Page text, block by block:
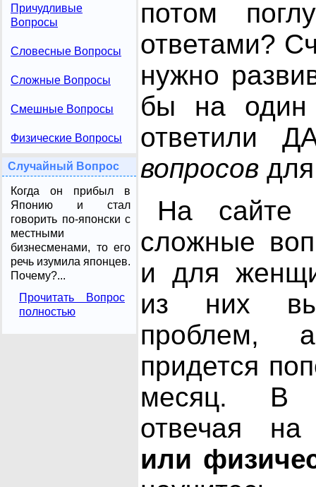
Причудливые
Вопросы
Словесные Вопросы
Сложные Вопросы
Смешные Вопросы
Физические Вопросы
Случайный Вопрос
Когда он прибыл в
Японию и стал
говорить по-японски с
местными
бизнесменами, то его
речь изумила японцев.
Почему?...
Прочитать Вопрос
полностью
потом
ответами?
нужно
бы на один
ответили
вопросов
На сайте
сложные
и для
из них вы
проблем,
придется
месяц. В
отвечая
или